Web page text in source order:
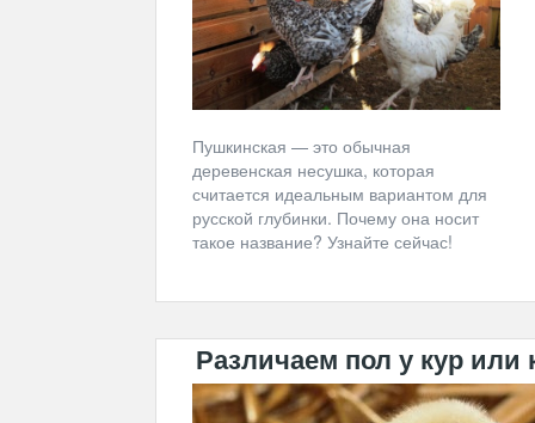
Пушкинская — это обычная
деревенская несушка, которая
считается идеальным вариантом для
русской глубинки. Почему она носит
такое название? Узнайте сейчас!
Различаем пол у кур или